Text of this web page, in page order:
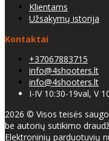
Klientams
Užsakymų istorija
Kontaktai
+37067883715
info@4shooters.lt
info@4shooters.lt
I-IV 10:30-19val, V
2026 © Visos teisės
be autorių sutikimo
Elektroninių parduotuvių